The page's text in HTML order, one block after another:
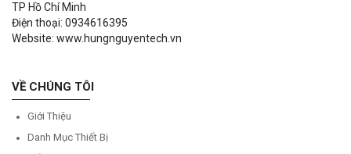
TP Hồ Chí Minh
Điện thoại: 0934616395
Website: www.hungnguyentech.vn
VỀ CHÚNG TÔI
Giới Thiệu
Danh Mục Thiết Bị